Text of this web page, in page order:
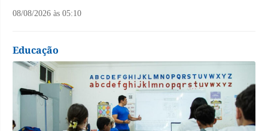
08/08/2026 às 05:10
Educação